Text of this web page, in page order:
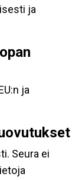
ja
ja
Seura ei